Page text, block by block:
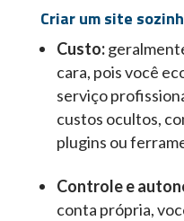
Criar um site
Custo:
cara, pois você
serviço
custos ocultos,
plugins ou
Controle e
conta própria,